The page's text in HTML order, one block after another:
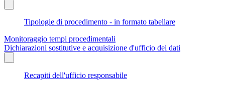
Tipologie di procedimento - in formato tabellare
Monitoraggio tempi procedimentali
Dichiarazioni sostitutive e acquisizione d'ufficio dei dati
Recapiti dell'ufficio responsabile